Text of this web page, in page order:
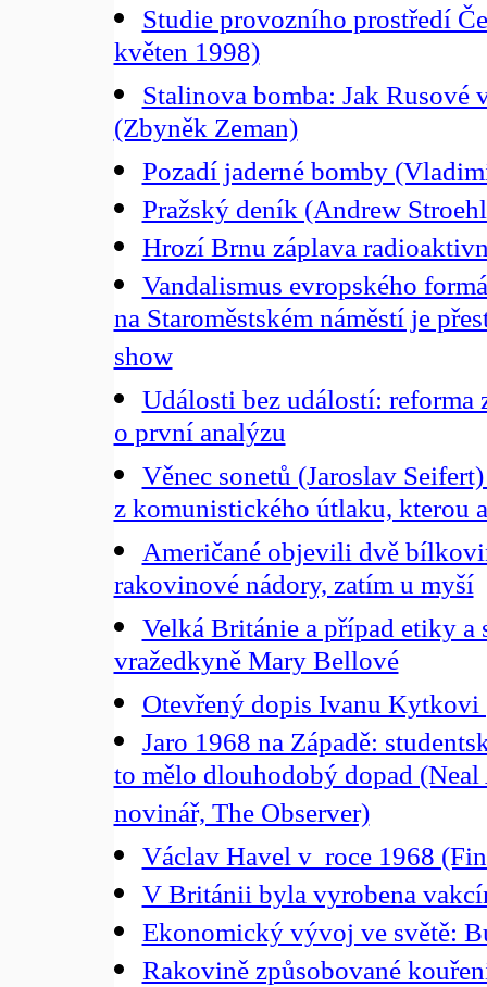
Studie provozního prostředí
květen 1998)
Stalinova bomba: Jak Rusové
(Zbyněk Zeman)
Pozadí jaderné bomby
Pražský deník (Andrew
Hrozí Brnu záplava
Vandalismus evropského
na Staroměstském náměstí je
show
Události bez událostí: reforma
o první analýzu
Věnec sonetů (Jaroslav
z komunistického útlaku, kterou
Američané objevili dvě
rakovinové nádory, zatím u myší
Velká Británie a případ etiky a
vražedkyně Mary Bellové
Otevřený dopis Ivanu Kytkovi
Jaro 1968 na Západě:
to mělo dlouhodobý dopad
novinář, The Observer)
Václav Havel v roce 1968
V Británii byla vyrobena
Ekonomický vývoj ve světě:
Rakovině způsobované